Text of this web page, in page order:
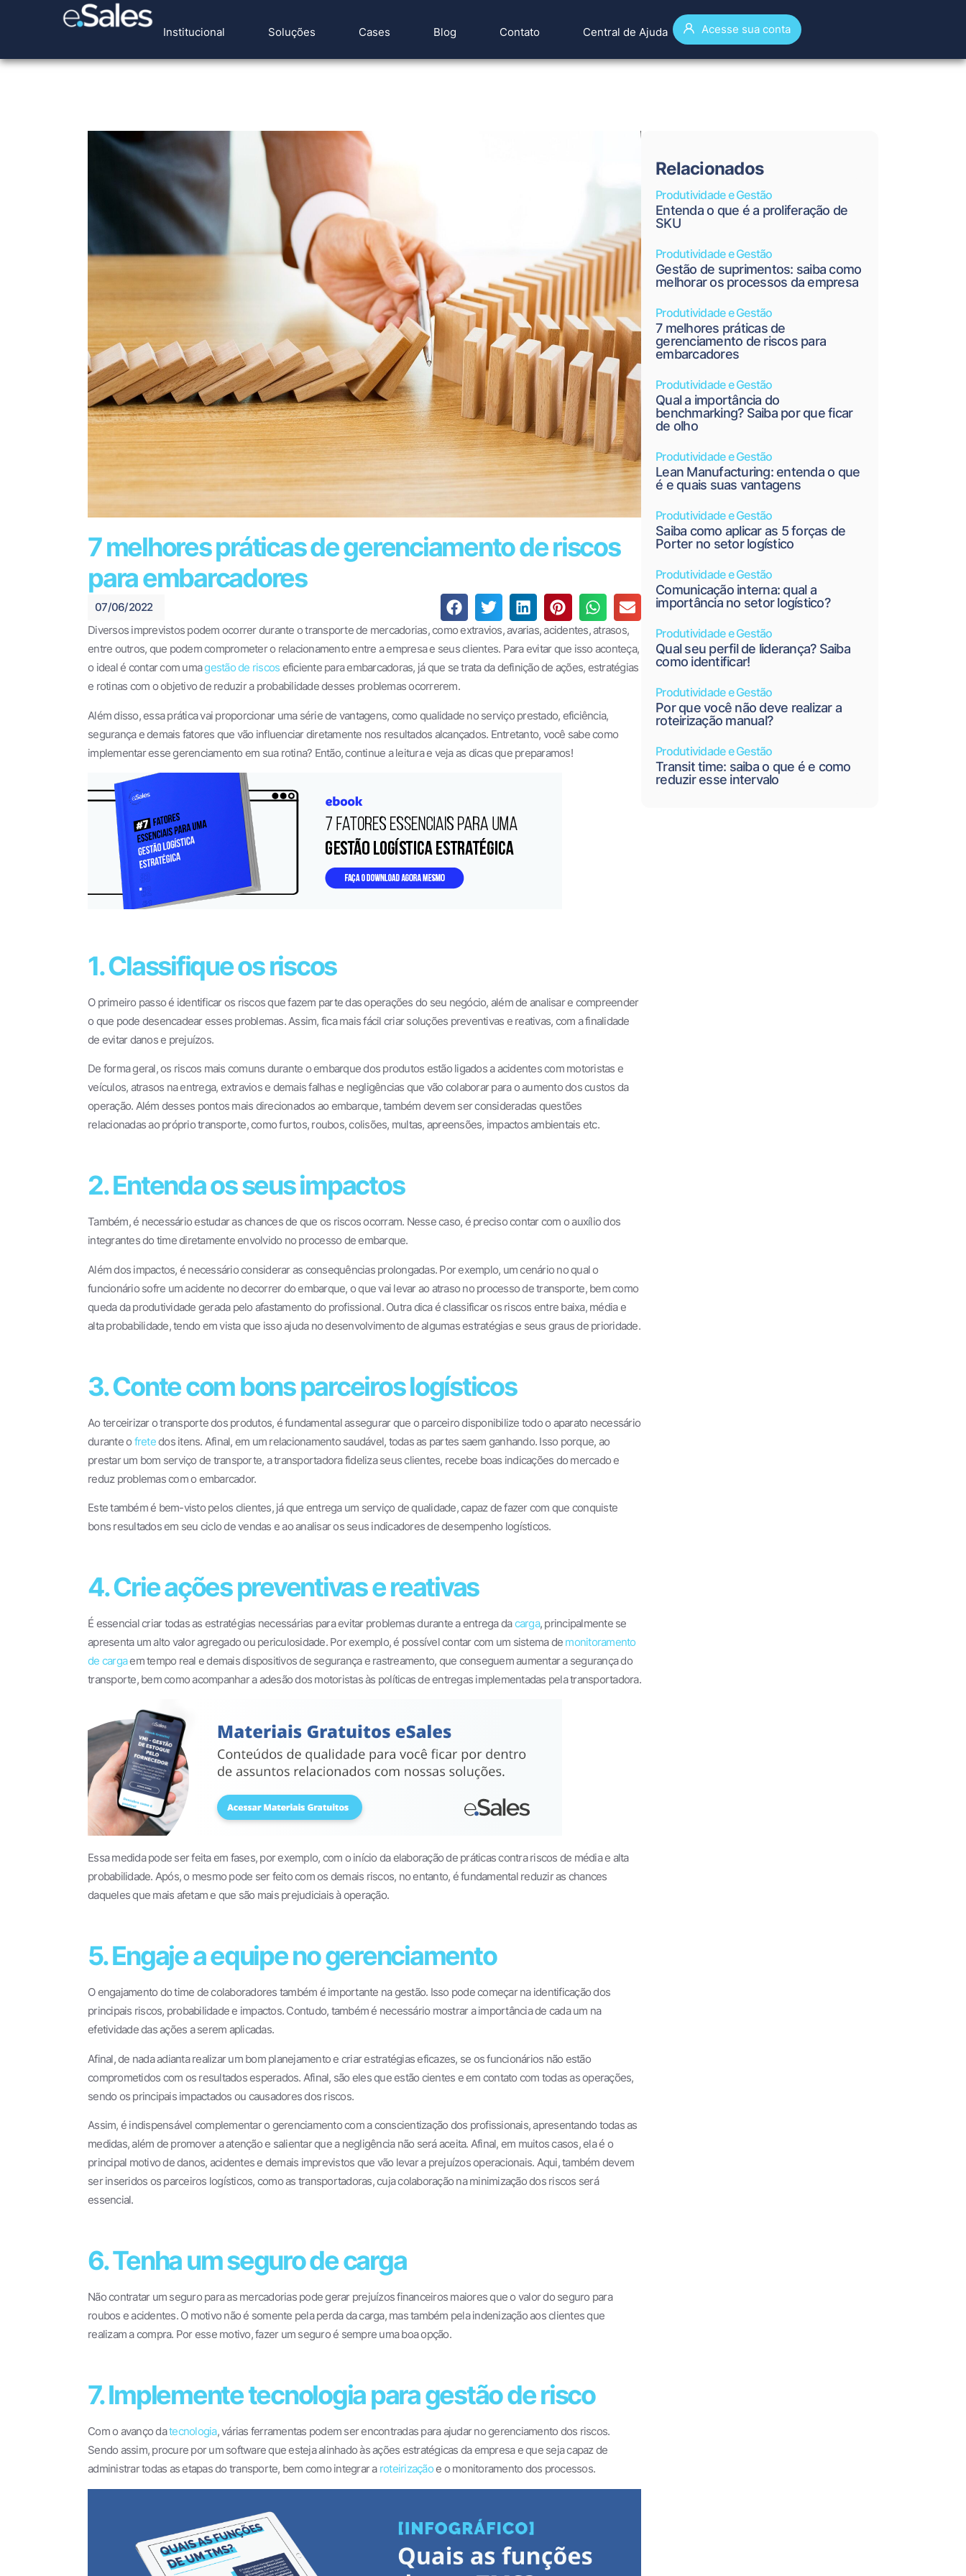
Institucional Soluções Cases Blog Contato Central de Ajuda Acesse sua conta
7 melhores práticas de gerenciamento de riscos
para embarcadores
07/06/2022
Diversos imprevistos podem ocorrer durante o transporte de mercadorias, como extravios, avarias, acidentes, atrasos,
entre outros, que podem comprometer o relacionamento entre a empresa e seus clientes. Para evitar que isso aconteça,
o ideal é contar com umagestão de riscos eficiente para embarcadoras, já que se trata da definição de ações, estratégias
e rotinas com o objetivo de reduzir a probabilidade desses problemas ocorrerem.
Além disso, essa prática vai proporcionar uma série de vantagens, como qualidade no serviço prestado, eficiência,
segurança e demais fatores que vão influenciar diretamente nos resultados alcançados. Entretanto, você sabe como
implementar esse gerenciamento em sua rotina? Então, continue a leitura e veja as dicas que preparamos!
1. Classifique os riscos
O primeiro passo é identificar os riscos que fazem parte das operações do seu negócio, além de analisar e compreender
o que pode desencadear esses problemas. Assim, fica mais fácil criar soluções preventivas e reativas, com a finalidade
de evitar danos e prejuízos.
De forma geral, os riscos mais comuns durante o embarque dos produtos estão ligados a acidentes com motoristas e
veículos, atrasos na entrega, extravios e demais falhas e negligências que vão colaborar para o aumento dos custos da
operação. Além desses pontos mais direcionados ao embarque, também devem ser consideradas questões
relacionadas ao próprio transporte, como furtos, roubos, colisões, multas, apreensões, impactos ambientais etc.
2. Entenda os seus impactos
Também, é necessário estudar as chances de que os riscos ocorram. Nesse caso, é preciso contar com o auxílio dos
integrantes do time diretamente envolvido no processo de embarque.
Além dos impactos, é necessário considerar as consequências prolongadas. Por exemplo, um cenário no qual o
funcionário sofre um acidente no decorrer do embarque, o que vai levar ao atraso no processo de transporte, bem como
queda da produtividade gerada pelo afastamento do profissional. Outra dica é classificar os riscos entre baixa, média e
alta probabilidade, tendo em vista que isso ajuda no desenvolvimento de algumas estratégias e seus graus de prioridade.
3. Conte com bons parceiros logísticos
Ao terceirizar o transporte dos produtos, é fundamental assegurar que o parceiro disponibilize todo o aparato necessário
durante o fretedos itens. Afinal, em um relacionamento saudável, todas as partes saem ganhando. Isso porque, ao
prestar um bom serviço de transporte, a transportadora fideliza seus clientes, recebe boas indicações do mercado e
reduz problemas com o embarcador.
Este também é bem-visto pelos clientes, já que entrega um serviço de qualidade, capaz de fazer com que conquiste
bons resultados em seu ciclo de vendas e ao analisar os seus indicadores de desempenho logísticos.
4. Crie ações preventivas e reativas
É essencial criar todas as estratégias necessárias para evitar problemas durante a entrega dacarga, principalmente se
apresenta um alto valor agregado ou periculosidade. Por exemplo, é possível contar com um sistema de monitoramento
de cargaem tempo real e demais dispositivos de segurança e rastreamento, que conseguem aumentar a segurança do
transporte, bem como acompanhar a adesão dos motoristas às políticas de entregas implementadas pela transportadora.
Essa medida pode ser feita em fases, por exemplo, com o início da elaboração de práticas contra riscos de média e alta
probabilidade. Após, o mesmo pode ser feito com os demais riscos, no entanto, é fundamental reduzir as chances
daqueles que mais afetam e que são mais prejudiciais à operação.
5. Engaje a equipe no gerenciamento
O engajamento do time de colaboradores também é importante na gestão. Isso pode começar na identificação dos
principais riscos, probabilidade e impactos. Contudo, também é necessário mostrar a importância de cada um na
efetividade das ações a serem aplicadas.
Afinal, de nada adianta realizar um bom planejamento e criar estratégias eficazes, se os funcionários não estão
comprometidos com os resultados esperados. Afinal, são eles que estão cientes e em contato com todas as operações,
sendo os principais impactados ou causadores dos riscos.
Assim, é indispensável complementar o gerenciamento com a conscientização dos profissionais, apresentando todas as
medidas, além de promover a atenção e salientar que a negligência não será aceita. Afinal, em muitos casos, ela é o
principal motivo de danos, acidentes e demais imprevistos que vão levar a prejuízos operacionais. Aqui, também devem
ser inseridos os parceiros logísticos, como as transportadoras, cuja colaboração na minimização dos riscos será
essencial.
6. Tenha um seguro de carga
Não contratar um seguro para as mercadorias pode gerar prejuízos financeiros maiores que o valor do seguro para
roubos e acidentes. O motivo não é somente pela perda da carga, mas também pela indenização aos clientes que
realizam a compra. Por esse motivo, fazer um seguro é sempre uma boa opção.
7. Implemente tecnologia para gestão de risco
Com o avanço datecnologia, várias ferramentas podem ser encontradas para ajudar no gerenciamento dos riscos.
Sendo assim, procure por um software que esteja alinhado às ações estratégicas da empresa e que seja capaz de
administrar todas as etapas do transporte, bem como integrar a roteirizaçãoe o monitoramento dos processos.
Relacionados
Produtividade e Gestão
Entenda o que é a proliferação de
SKU
Produtividade e Gestão
Gestão de suprimentos: saiba como
melhorar os processos da empresa
Produtividade e Gestão
7 melhores práticas de
gerenciamento de riscos para
embarcadores
Produtividade e Gestão
Qual a importância do
benchmarking? Saiba por que ficar
de olho
Produtividade e Gestão
Lean Manufacturing: entenda o que
é e quais suas vantagens
Produtividade e Gestão
Saiba como aplicar as 5 forças de
Porter no setor logístico
Produtividade e Gestão
Comunicação interna: qual a
importância no setor logístico?
Produtividade e Gestão
Qual seu perfil de liderança? Saiba
como identificar!
Produtividade e Gestão
Por que você não deve realizar a
roteirização manual?
Produtividade e Gestão
Transit time: saiba o que é e como
reduzir esse intervalo